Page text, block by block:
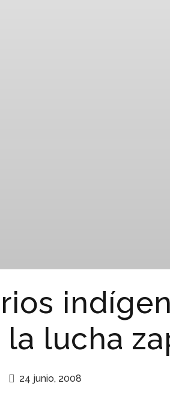
lucha
24 junio, 2008